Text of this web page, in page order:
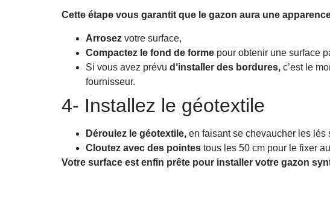
Cette étape vous garantit que le gazon aura une
Arrosez votre surface,
Compactez le fond de forme pour obtenir une surface
Si vous avez prévu d‘installer des bordures, c’est le
fournisseur.
4- Installez le géotextile
Déroulez le géotextile, en faisant se chevaucher les lés
Cloutez avec des pointes tous les 50 cm pour le fixer
Votre surface est enfin prête pour installer votre gazon